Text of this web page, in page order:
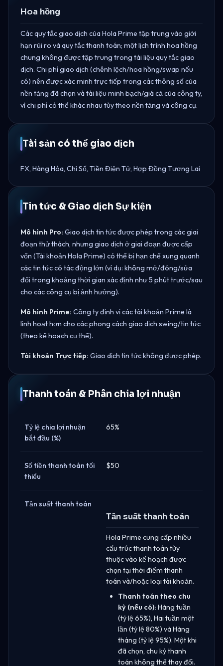
Hoa hồng
Các quy tắc giao dịch của Hola Prime tập trung vào giới
hạn rủi ro và quy tắc thanh toán; một lịch trình hoa hồng
chung không được tập trung trong tài liệu quy tắc giao
dịch. Chi phí giao dịch (chênh lệch/hoa hồng/swap nếu
có) nên được xác minh trực tiếp trong các thông số của
nền tảng đã chọn và tài liệu minh bạch/giá cả của công ty,
vì chi phí có thể khác nhau tùy theo nền tảng và công cụ.
Tài sản có thể giao dịch
FX, Hàng Hóa, Chỉ Số, Tiền Điện Tử, Hợp Đồng Tương Lai
Tin tức & Giao dịch Sự kiện
Mô hình Pro: Giao dịch tin tức được phép trong các giai
đoạn thử thách, nhưng giao dịch ở giai đoạn được cấp
vốn (Tài khoản Hola Prime) có thể bị hạn chế xung quanh
các tin tức có tác động lớn (ví dụ: không mở/đóng/sửa
đổi trong khoảng thời gian xác định như 5 phút trước/sau
cho các công cụ bị ảnh hưởng).
Mô hình Prime: Công ty định vị các tài khoản Prime là
linh hoạt hơn cho các phong cách giao dịch swing/tin tức
(theo kế hoạch cụ thể).
Tài khoản Trực tiếp: Giao dịch tin tức không được phép.
Thanh toán & Phân chia lợi nhuận
Tỷ lệ chia lợi nhuận
bắt đầu (%)
65%
Số tiền thanh toán tối
thiểu
$50
Tần suất thanh toán
Tần suất thanh toán
Hola Prime cung cấp nhiều
cấu trúc thanh toán tùy
thuộc vào kế hoạch được
chọn tại thời điểm thanh
toán và/hoặc loại tài khoản.
Thanh toán theo chu
kỳ (nếu có): Hàng tuần
(tỷ lệ 65%), Hai tuần một
lần (tỷ lệ 80%) và Hàng
tháng (tỷ lệ 95%). Một khi
đã chọn, chu kỳ thanh
toán không thể thay đổi.